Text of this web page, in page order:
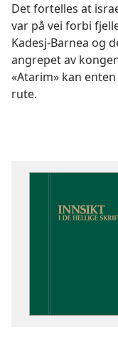
Det fortelles at
var på vei forbi
Kadesj-Barnea og
angrepet av
«Atarim» kan
rute.